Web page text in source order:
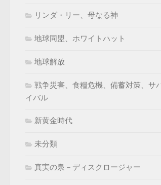
リンダ・リー、母なる神
地球同盟、ホワイトハット
地球解放
戦争災害、食糧危機、備蓄対策、サ
イバル
新黄金時代
未分類
真実の泉－ディスクロージャー